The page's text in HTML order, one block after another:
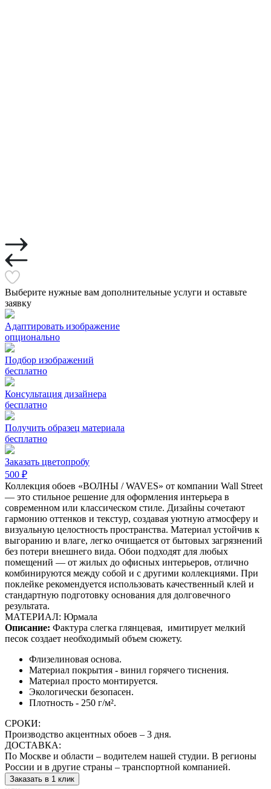
Выберите нужные вам дополнительные услуги и оставьте
заявку
Адаптировать изображение
опционально
Подбор изображений
бесплатно
Консультация дизайнера
бесплатно
Получить образец материала
бесплатно
Заказать цветопробу
500 ₽
Коллекция обоев «ВОЛНЫ / WAVES» от компании Wall Street
— это стильное решение для оформления интерьера в
современном или классическом стиле. Дизайны сочетают
гармонию оттенков и текстур, создавая уютную атмосферу и
визуальную целостность пространства. Материал устойчив к
выгоранию и влаге, легко очищается от бытовых загрязнений
без потери внешнего вида. Обои подходят для любых
помещений — от жилых до офисных интерьеров, отлично
комбинируются между собой и с другими коллекциями. При
поклейке рекомендуется использовать качественный клей и
стандартную подготовку основания для долговечного
результата.
МАТЕРИАЛ: Юрмала
Описание: Фактура слегка глянцевая, имитирует мелкий
песок создает необходимый объем сюжету.
Флизелиновая основа.
Материал покрытия - винил горячего тиснения.
Материал просто монтируется.
Экологически безопасен.
Плотность - 250 г/м².
СРОКИ:
Производство акцентных обоев – 3 дня.
ДОСТАВКА:
По Москве и области – водителем нашей студии. В регионы
России и в другие страны – транспортной компанией.
Заказать в 1 клик